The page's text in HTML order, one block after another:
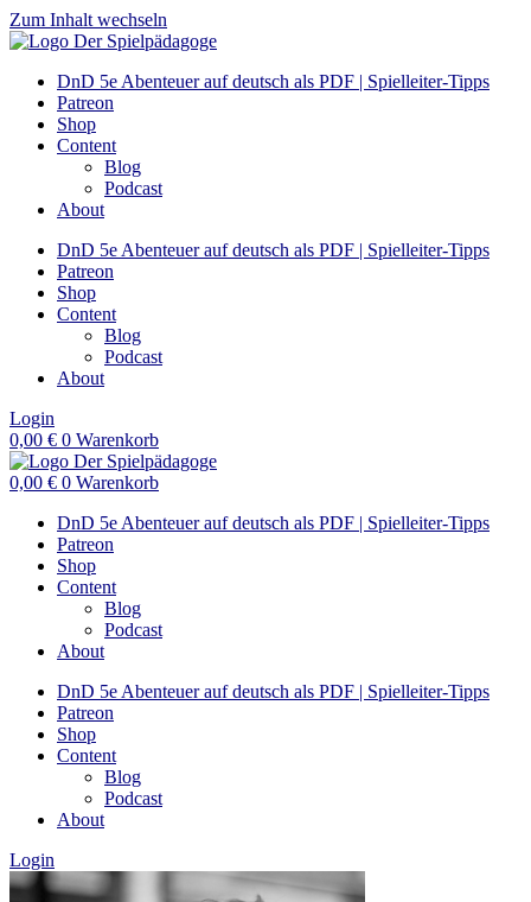
Zum Inhalt wechseln
DnD 5e Abenteuer auf deutsch als PDF | Spielleiter-Tipps
Patreon
Shop
Content
Blog
Podcast
About
DnD 5e Abenteuer auf deutsch als PDF | Spielleiter-Tipps
Patreon
Shop
Content
Blog
Podcast
About
Login
0,00 € 0 Warenkorb
0,00 € 0 Warenkorb
DnD 5e Abenteuer auf deutsch als PDF | Spielleiter-Tipps
Patreon
Shop
Content
Blog
Podcast
About
DnD 5e Abenteuer auf deutsch als PDF | Spielleiter-Tipps
Patreon
Shop
Content
Blog
Podcast
About
Login